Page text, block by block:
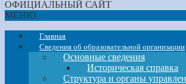
ОФИЦИАЛЬНЫЙ САЙТ
МЕНЮ
Главная
Сведения об образовательной организации
Основные сведения
Историческая справка
Структура и органы